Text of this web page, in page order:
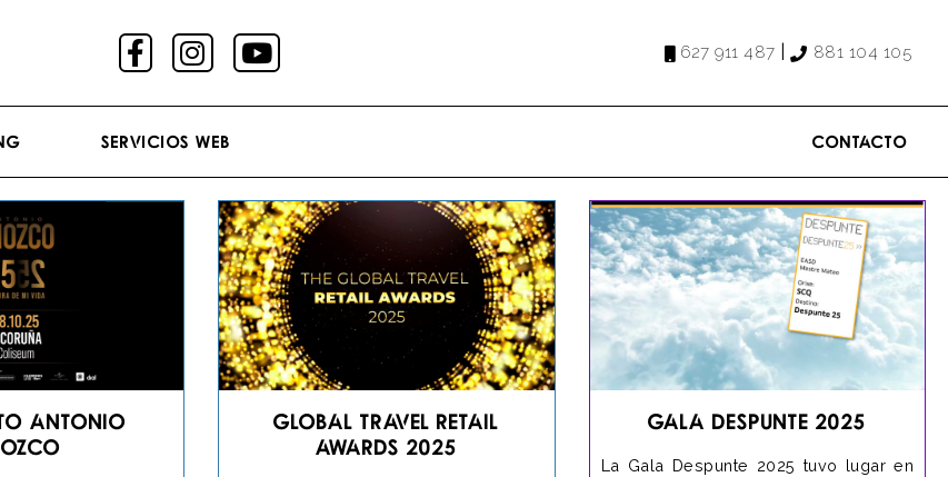
627 911 487 881 104 105
Servicios Web Contacto
Antonio
Global Travel Retail
Awards 2025
Gala Despunte 2025
La Gala Despunte 2025 tuvo lugar en